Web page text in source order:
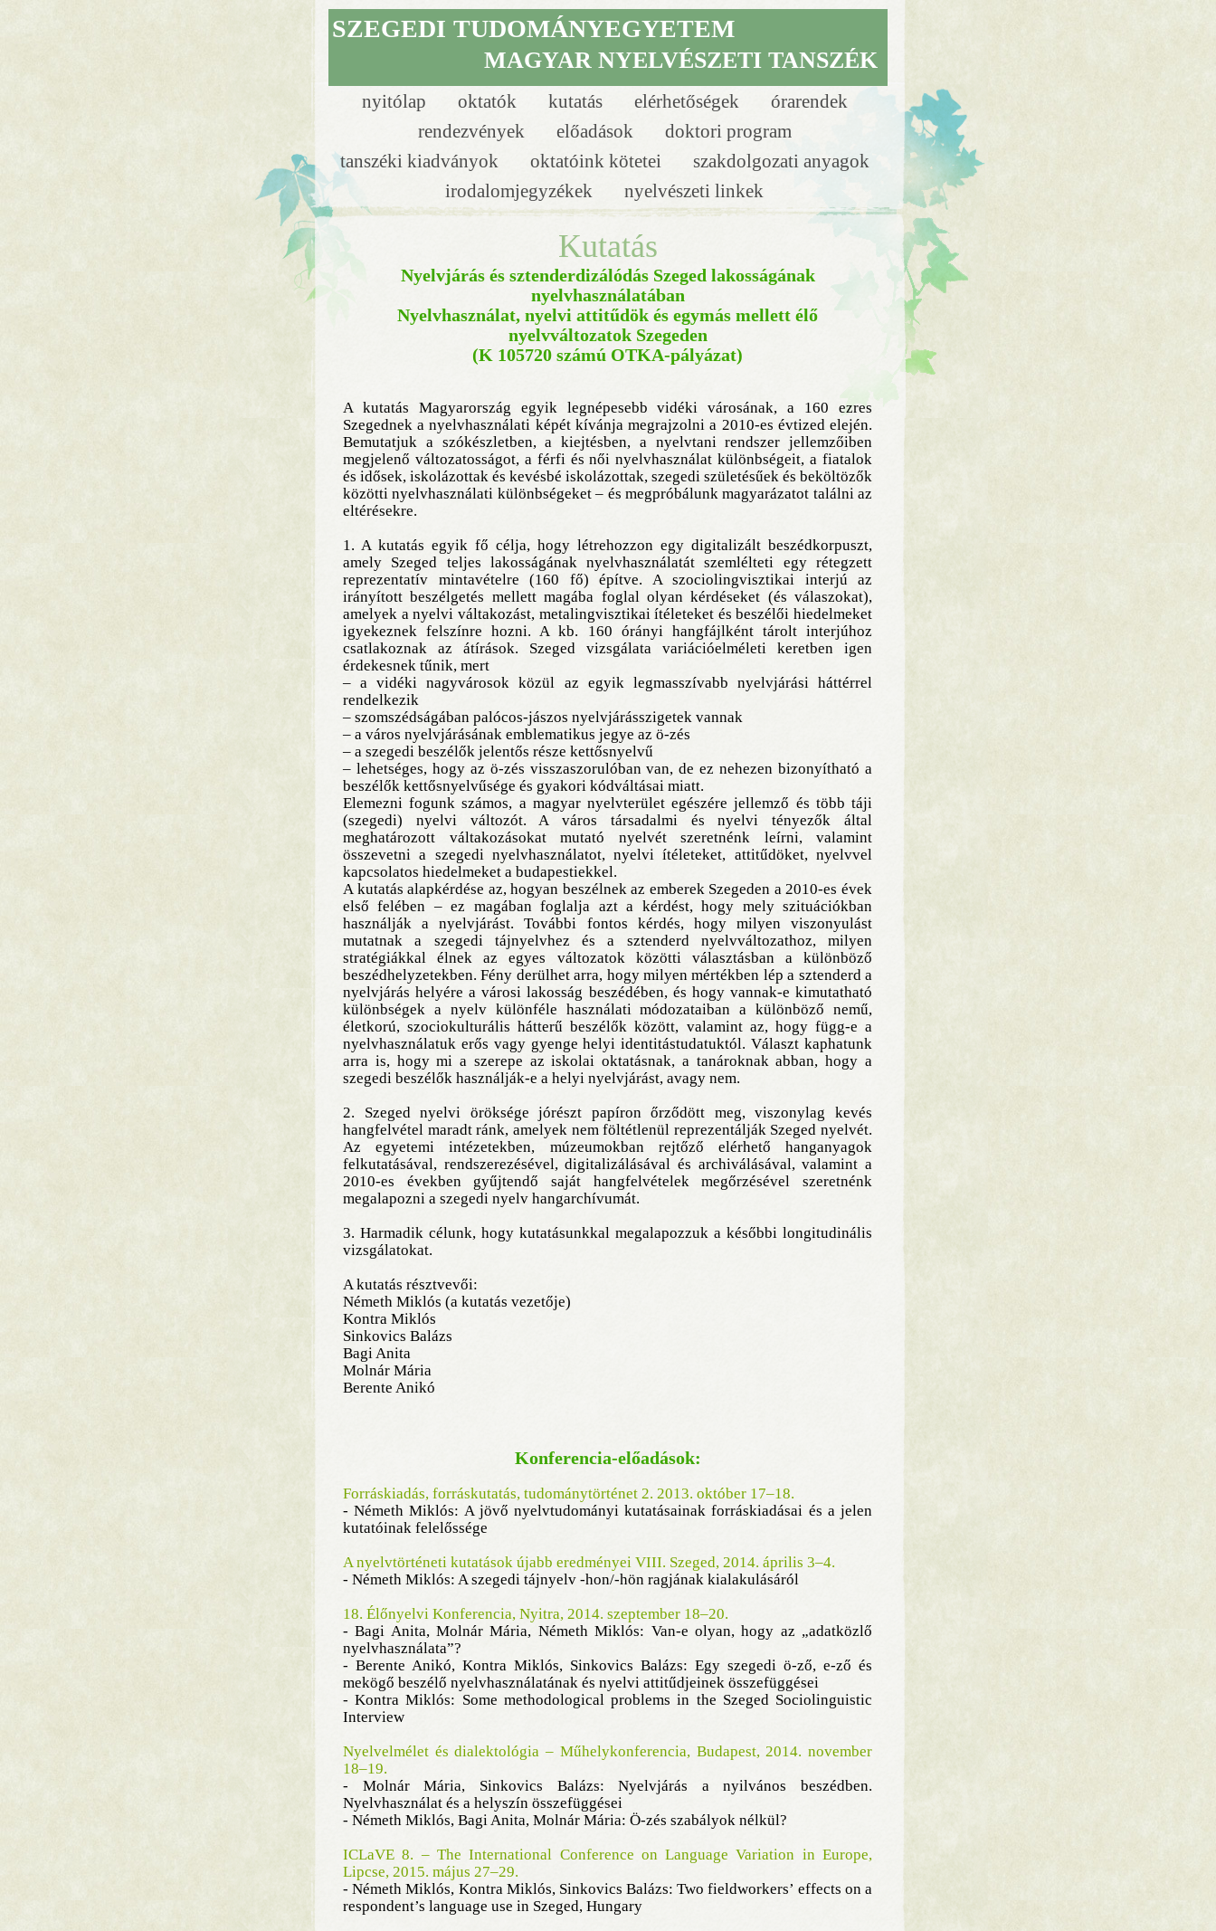
SZEGEDI TUDOMÁNYEGYETEM
MAGYAR NYELVÉSZETI TANSZÉK
nyitólap oktatók kutatás elérhetőségek
órarendek
rendezvények
előadások
doktori program
tanszéki kiadványok
oktatóink kötetei
szakdolgozati anyagok
irodalomjegyzékek
nyelvészeti linkek
Kutatás
Nyelvjárás és sztenderdizálódás Szeged lakosságának
nyelvhasználatában
Nyelvhasználat, nyelvi attitűdök és egymás mellett élő
nyelvváltozatok Szegeden
(K 105720 számú OTKA-pályázat)
A kutatás Magyarország egyik legnépesebb vidéki városának, a 160 ezres
Szegednek a nyelvhasználati képét kívánja megrajzolni a 2010-es évtized elején.
Bemutatjuk a szókészletben, a kiejtésben, a nyelvtani rendszer jellemzőiben
megjelenő változatosságot, a férfi és női nyelvhasználat különbségeit, a fiatalok
és idősek, iskolázottak és kevésbé iskolázottak, szegedi születésűek és beköltözők
közötti nyelvhasználati különbségeket – és megpróbálunk magyarázatot találni az
eltérésekre.
1. A kutatás egyik fő célja, hogy létrehozzon egy digitalizált beszédkorpuszt,
amely Szeged teljes lakosságának nyelvhasználatát szemlélteti egy rétegzett
reprezentatív mintavételre (160 fő) építve. A szociolingvisztikai interjú az
irányított beszélgetés mellett magába foglal olyan kérdéseket (és válaszokat),
amelyek a nyelvi váltakozást, metalingvisztikai ítéleteket és beszélői hiedelmeket
igyekeznek felszínre hozni. A kb. 160 órányi hangfájlként tárolt interjúhoz
csatlakoznak az átírások. Szeged vizsgálata variációelméleti keretben igen
érdekesnek tűnik, mert
– a vidéki nagyvárosok közül az egyik legmasszívabb nyelvjárási háttérrel
rendelkezik
– szomszédságában palócos-jászos nyelvjárásszigetek vannak
– a város nyelvjárásának emblematikus jegye az ö-zés
– a szegedi beszélők jelentős része kettősnyelvű
– lehetséges, hogy az ö-zés visszaszorulóban van, de ez nehezen bizonyítható a
beszélők kettősnyelvűsége és gyakori kódváltásai miatt.
Elemezni fogunk számos, a magyar nyelvterület egészére jellemző és több táji
(szegedi) nyelvi változót. A város társadalmi és nyelvi tényezők által
meghatározott váltakozásokat mutató nyelvét szeretnénk leírni, valamint
összevetni a szegedi nyelvhasználatot, nyelvi ítéleteket, attitűdöket, nyelvvel
kapcsolatos hiedelmeket a budapestiekkel.
A kutatás alapkérdése az, hogyan beszélnek az emberek Szegeden a 2010-es évek
első felében – ez magában foglalja azt a kérdést, hogy mely szituációkban
használják a nyelvjárást. További fontos kérdés, hogy milyen viszonyulást
mutatnak a szegedi tájnyelvhez és a sztenderd nyelvváltozathoz, milyen
stratégiákkal élnek az egyes változatok közötti választásban a különböző
beszédhelyzetekben. Fény derülhet arra, hogy milyen mértékben lép a sztenderd a
nyelvjárás helyére a városi lakosság beszédében, és hogy vannak-e kimutatható
különbségek a nyelv különféle használati módozataiban a különböző nemű,
életkorú, szociokulturális hátterű beszélők között, valamint az, hogy függ-e a
nyelvhasználatuk erős vagy gyenge helyi identitástudatuktól. Választ kaphatunk
arra is, hogy mi a szerepe az iskolai oktatásnak, a tanároknak abban, hogy a
szegedi beszélők használják-e a helyi nyelvjárást, avagy nem.
2. Szeged nyelvi öröksége jórészt papíron őrződött meg, viszonylag kevés
hangfelvétel maradt ránk, amelyek nem föltétlenül reprezentálják Szeged nyelvét.
Az egyetemi intézetekben, múzeumokban rejtőző elérhető hanganyagok
felkutatásával, rendszerezésével, digitalizálásával és archiválásával, valamint a
2010-es években gyűjtendő saját hangfelvételek megőrzésével szeretnénk
megalapozni a szegedi nyelv hangarchívumát.
3. Harmadik célunk, hogy kutatásunkkal megalapozzuk a későbbi longitudinális
vizsgálatokat.
A kutatás résztvevői:
Németh Miklós (a kutatás vezetője)
Kontra Miklós
Sinkovics Balázs
Bagi Anita
Molnár Mária
Berente Anikó
Konferencia-előadások:
Forráskiadás, forráskutatás, tudománytörténet 2. 2013. október 17–18.
- Németh Miklós: A jövő nyelvtudományi kutatásainak forráskiadásai és a jelen
kutatóinak felelőssége
A nyelvtörténeti kutatások újabb eredményei VIII. Szeged, 2014. április 3–4.
- Németh Miklós: A szegedi tájnyelv -hon/-hön ragjának kialakulásáról
18. Élőnyelvi Konferencia, Nyitra, 2014. szeptember 18‒20.
- Bagi Anita, Molnár Mária, Németh Miklós: Van-e olyan, hogy az „adatközlő
nyelvhasználata”?
- Berente Anikó, Kontra Miklós, Sinkovics Balázs: Egy szegedi ö-ző, e-ző és
mekögő beszélő nyelvhasználatának és nyelvi attitűdjeinek összefüggései
- Kontra Miklós: Some methodological problems in the Szeged Sociolinguistic
Interview
Nyelvelmélet és dialektológia – Műhelykonferencia, Budapest, 2014. november
18–19.
- Molnár Mária, Sinkovics Balázs: Nyelvjárás a nyilvános beszédben.
Nyelvhasználat és a helyszín összefüggései
- Németh Miklós, Bagi Anita, Molnár Mária: Ö-zés szabályok nélkül?
ICLaVE 8. – The International Conference on Language Variation in Europe,
Lipcse, 2015. május 27–29.
- Németh Miklós, Kontra Miklós, Sinkovics Balázs: Two fieldworkers’ effects on a
respondent’s language use in Szeged, Hungary